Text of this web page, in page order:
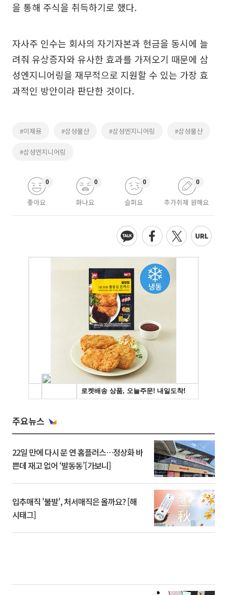
을 통해 주식을 취득하기로 했다.
자사주 인수는 회사의 자기자본과 현금을 동시에 늘
려줘 유상증자와 유사한 효과를 가져오기 때문에 삼
성엔지니어링을 재무적으로 지원할 수 있는 가장 효
과적인 방안이라 판단한 것이다.
#이재용 #삼성물산 #삼성엔지니어링 #삼성물산
#삼성엔지니어링
좋아요
0
화나요
0
슬퍼요
0
추가취재 원해요
0
주요뉴스
22일 만에 다시 문 연 홈플러스…정상화 바
쁜데 재고 없어 ‘발동동’[가보니]
입추매직 '불발', 처서매직은 올까요? [해
시태그]